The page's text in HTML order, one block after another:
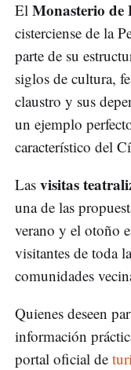
El Monasterio de
cisterciense de la
parte de su
siglos de cultura,
claustro y sus
un ejemplo
característico del
Las visitas
una de las
verano y el otoño
visitantes de toda
comunidades
Quienes deseen
información
portal oficial de